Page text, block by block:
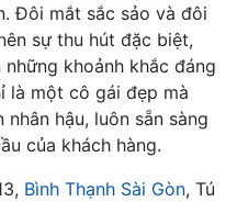
Đôi mắt sắc sảo và đôi
sự thu hút đặc biệt,
khoảnh khắc đáng
là một cô gái đẹp mà
hậu, luôn sẵn sàng
của khách hàng.
Bình Thạnh Sài Gòn, Tú